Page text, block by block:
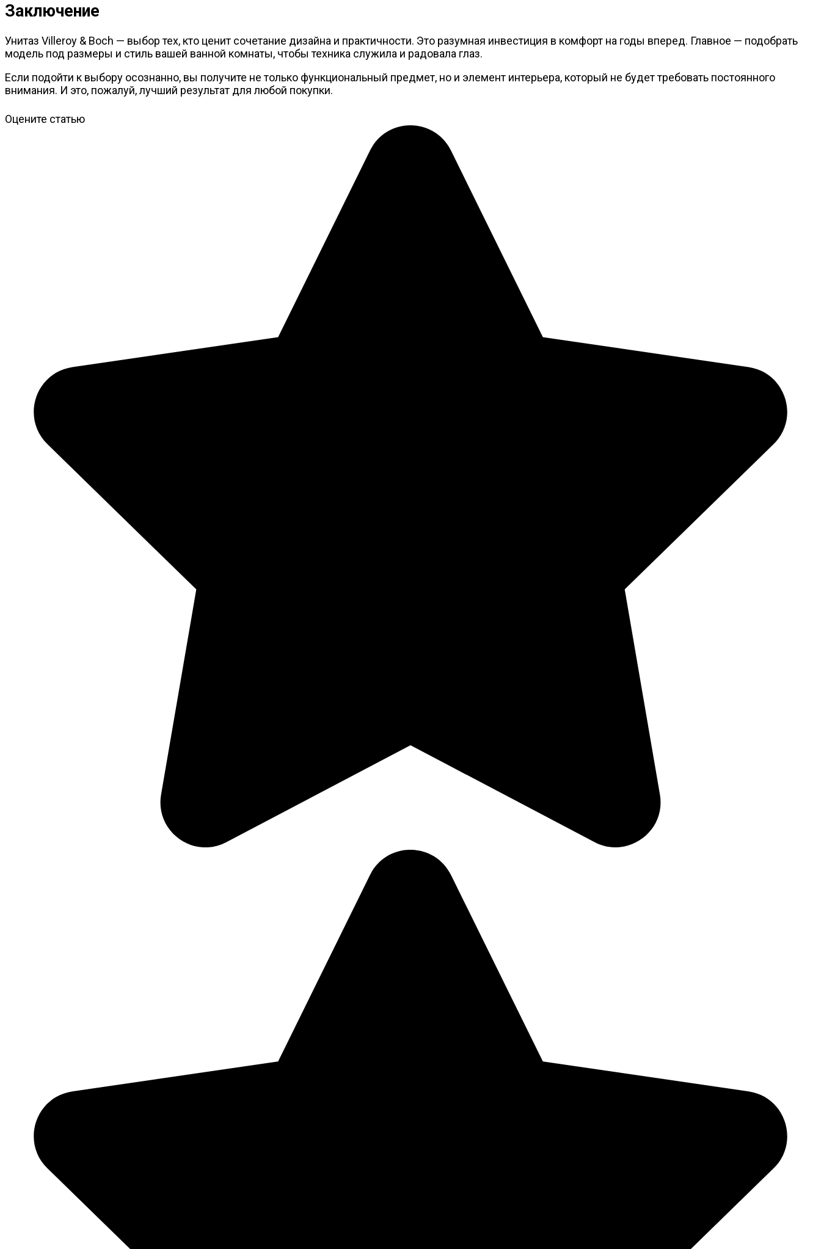
Заключение
Унитаз Villeroy & Boch — выбор тех, кто ценит сочетание дизайна и практичности. Это разумная инвестиция в комфорт на годы вперед. Главное — подобрать
модель под размеры и стиль вашей ванной комнаты, чтобы техника служила и радовала глаз.
Если подойти к выбору осознанно, вы получите не только функциональный предмет, но и элемент интерьера, который не будет требовать постоянного
внимания. И это, пожалуй, лучший результат для любой покупки.
Оцените статью